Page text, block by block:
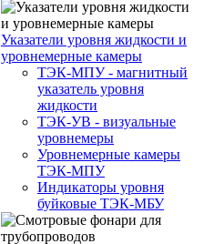
Указатели уровня жидкости и
уровнемерные камеры
ТЭК-МПУ - магнитный
указатель уровня
жидкости
ТЭК-УВ - визуальные
уровнемеры
Уровнемерные камеры
ТЭК-МПУ
Индикаторы уровня
буйковые ТЭК-МБУ